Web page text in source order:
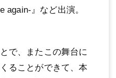
again-』など出演。
で、またこの舞台に
ることができて、本